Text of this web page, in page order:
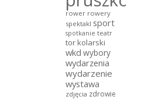
rower rowery
spektakl sport
spotkanie teatr
tor kolarski
wkd wybory
wydarzenia
wydarzenie
wystawa
zdjęcia zdrowie